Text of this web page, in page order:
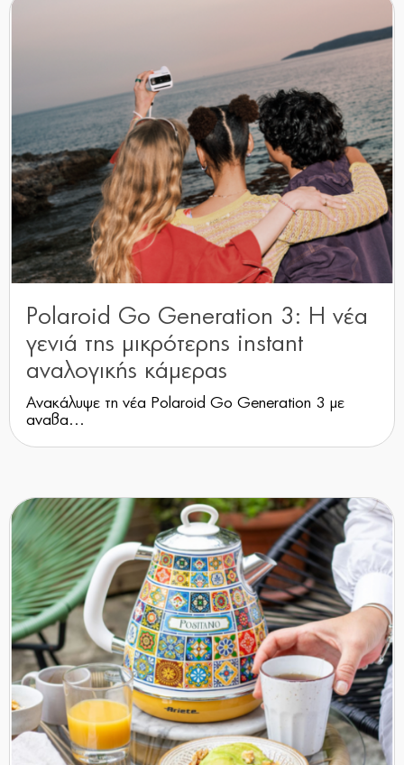
Polaroid Go Generation 3: Η νέα
γενιά της μικρότερης instant
αναλογικής κάμερας
Ανακάλυψε τη νέα Polaroid Go Generation 3 με
αναβα...